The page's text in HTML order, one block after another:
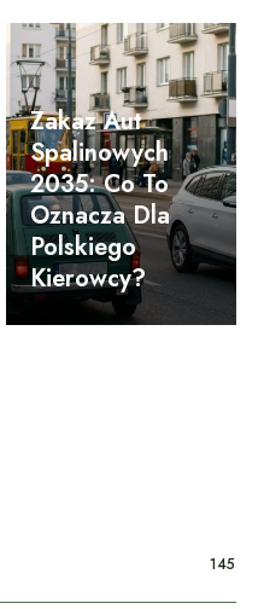
Zakaz Aut
Spalinowych
2035: Co To
Oznacza Dla
Polskiego
Kierowcy?
145